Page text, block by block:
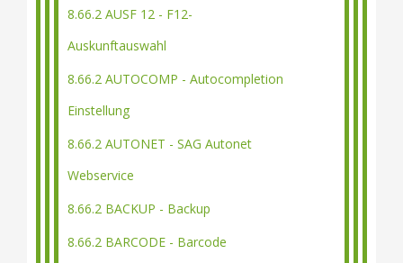
8.66.2 AUSF 12 - F12-
Auskunftauswahl
8.66.2 AUTOCOMP - Autocompletion
Einstellung
8.66.2 AUTONET - SAG Autonet
Webservice
8.66.2 BACKUP - Backup
8.66.2 BARCODE - Barcode